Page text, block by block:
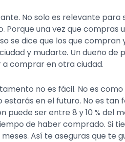
No solo es relevante
Porque una vez que compras
se dice que los que
y mudarte. Un dueño
comprar en otra ciudad.
no es fácil. No es
estarás en el futuro. No es
puede ser entre 8 y 10 %
de haber comprado. Si
Así te aseguras que te